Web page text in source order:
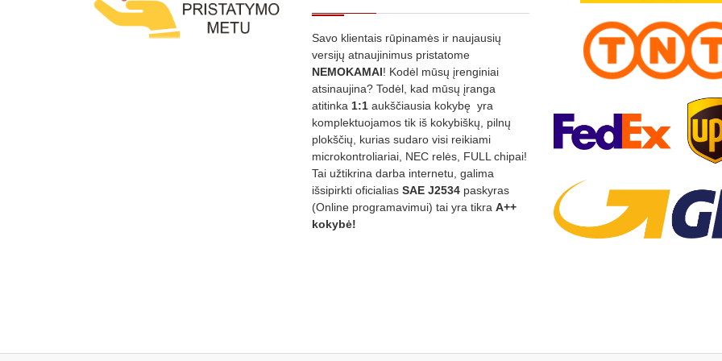
Savo klientais rūpinamės ir naujausių
versijų atnaujinimus pristatome
NEMOKAMAI! Kodėl mūsų įrenginiai
atsinaujina? Todėl, kad mūsų įranga
atitinka 1:1 aukščiausia kokybę yra
komplektuojamos tik iš kokybiškų, pilnų
plokščių, kurias sudaro visi reikiami
microkontroliariai, NEC relės, FULL chipai!
Tai užtikrina darba internetu, galima
išsipirkti oficialias SAE J2534 paskyras
(Online programavimui) tai yra tikra A++
kokybė!